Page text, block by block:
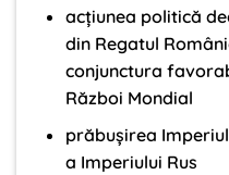
acțiunea politică
din Regatul
conjunctura
Război Mondial
prăbușirea
a Imperiului Rus